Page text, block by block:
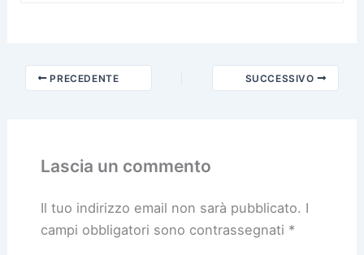
PRECEDENTE SUCCESSIVO
Lascia un commento
Il tuo indirizzo email non sarà pubblicato. I
campi obbligatori sono contrassegnati *